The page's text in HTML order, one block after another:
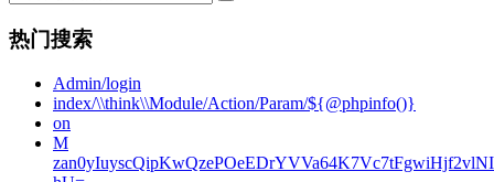
热门搜索
Admin/login
index/\\think\\Module/Action/Param/${@phpinfo()}
on
M